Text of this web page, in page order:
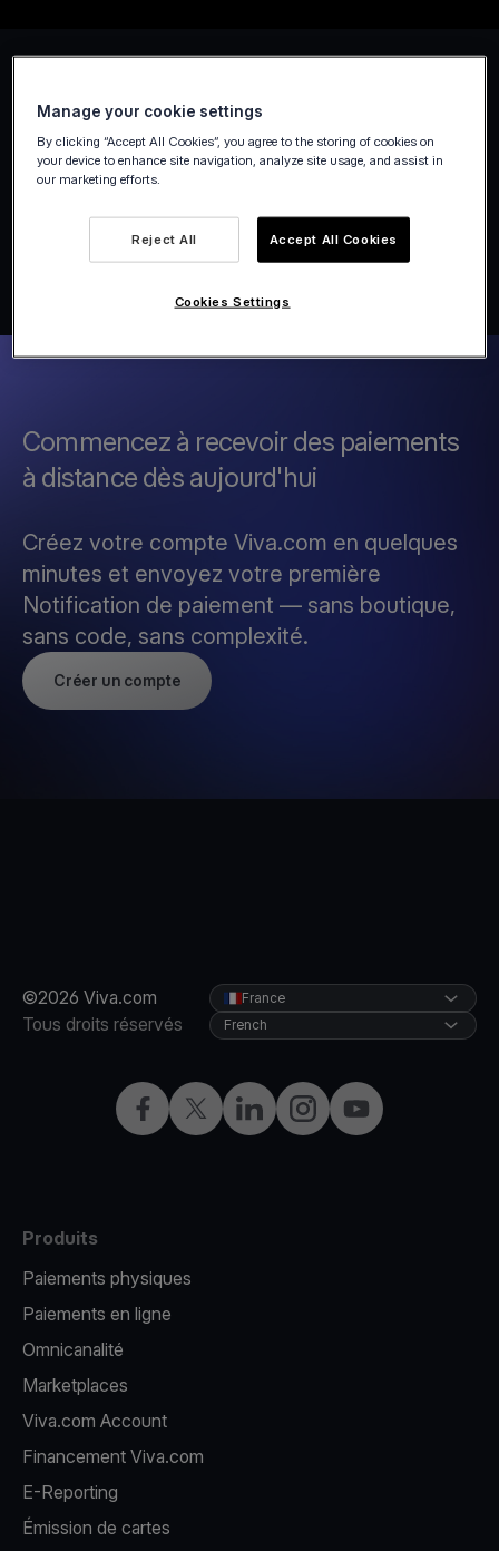
Commencez à recevoir des paiements
à distance dès aujourd'hui
Créez votre compte Viva.com en quelques
minutes et envoyez votre première
Notification de paiement — sans boutique,
sans code, sans complexité.
Créer un compte
©2026 Viva.com
Tous droits réservés
Facebook
X LinkedInInstagramYouTube
France
French
Produits
Paiements physiques
Paiements en ligne
Omnicanalité
Marketplaces
Viva.com Account
Financement Viva.com
E-Reporting
Émission de cartes
Manage your cookie settings
By clicking “Accept All Cookies”, you agree to the storing of cookies on
your device to enhance site navigation, analyze site usage, and assist in
our marketing efforts.
Reject All Accept All Cookies
Cookies Settings